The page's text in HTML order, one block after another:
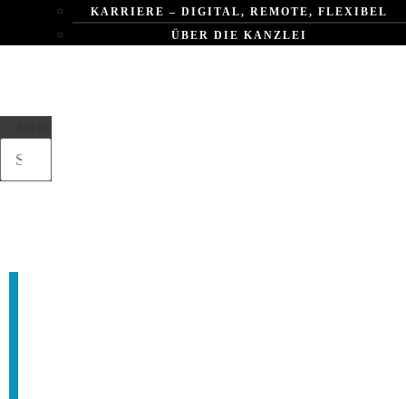
KARRIERE – DIGITAL, REMOTE, FLEXIBEL
ÜBER DIE KANZLEI